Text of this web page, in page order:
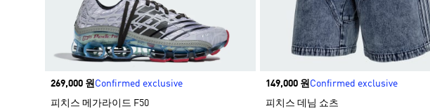
Price
269,000 원 Confirmed exclusive
피치스 메가라이드 F50
Price
149,000 원 Confirmed exclusive
피치스 데님 쇼츠​